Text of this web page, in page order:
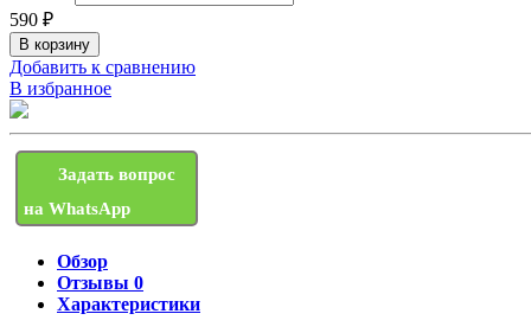
590 ₽
Добавить к сравнению
В избранное
Задать вопрос
на WhatsApp
Обзор
Отзывы 0
Характеристики